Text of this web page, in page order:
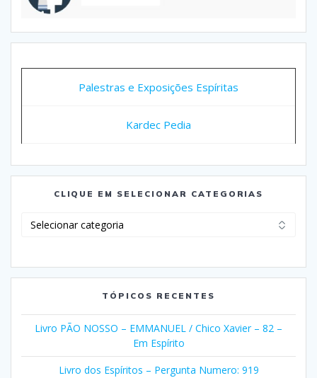
Palestras e Exposições Espíritas
Kardec Pedia
CLIQUE EM SELECIONAR CATEGORIAS
Categorias
TÓPICOS RECENTES
Livro PÃO NOSSO – EMMANUEL / Chico Xavier – 82 –
Em Espírito
Livro dos Espíritos – Pergunta Numero: 919